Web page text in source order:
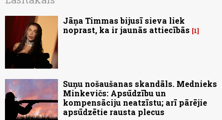
Jāņa Timmas bijusī sieva liek
noprast, ka ir jaunās attiecībās
1
Suņu nošaušanas skandāls. Mednieks
Minkevičs: Apsūdzību un
kompensāciju neatzīstu; arī pārējie
apsūdzētie rausta plecus